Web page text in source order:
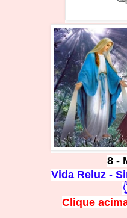
8 -
Vida Reluz -
Clique